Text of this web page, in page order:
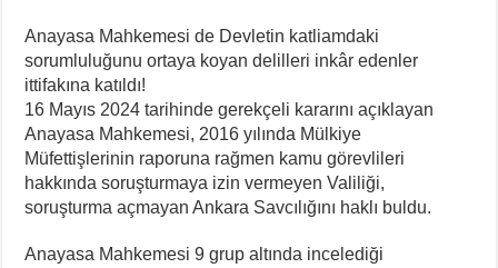
Anayasa Mahkemesi de Devletin katliamdaki
sorumluluğunu ortaya koyan delilleri inkâr edenler
ittifakına katıldı!
16 Mayıs 2024 tarihinde gerekçeli kararını açıklayan
Anayasa Mahkemesi, 2016 yılında Mülkiye
Müfettişlerinin raporuna rağmen kamu görevlileri
hakkında soruşturmaya izin vermeyen Valiliği,
soruşturma açmayan Ankara Savcılığını haklı buldu.
Anayasa Mahkemesi 9 grup altında incelediği